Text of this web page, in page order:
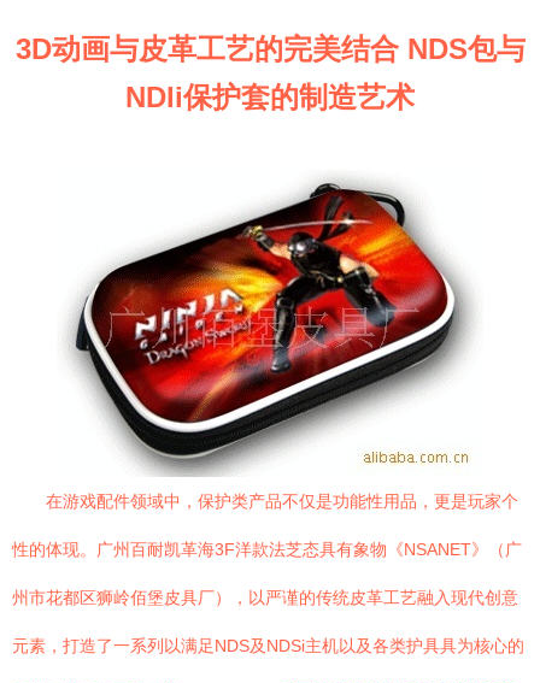
3D动画与皮革工艺的完美结合 NDS包与
NDIi保护套的制造艺术
在游戏配件领域中，保护类产品不仅是功能性用品，更是玩家个
性的体现。广州百耐凯革海3F洋款法芝态具有象物《NSANET》（广
州市花都区狮岭佰堡皮具厂），以严谨的传统皮革工艺融入现代创意
元素，打造了一系列以满足NDS及NDSi主机以及各类护具具为核心的